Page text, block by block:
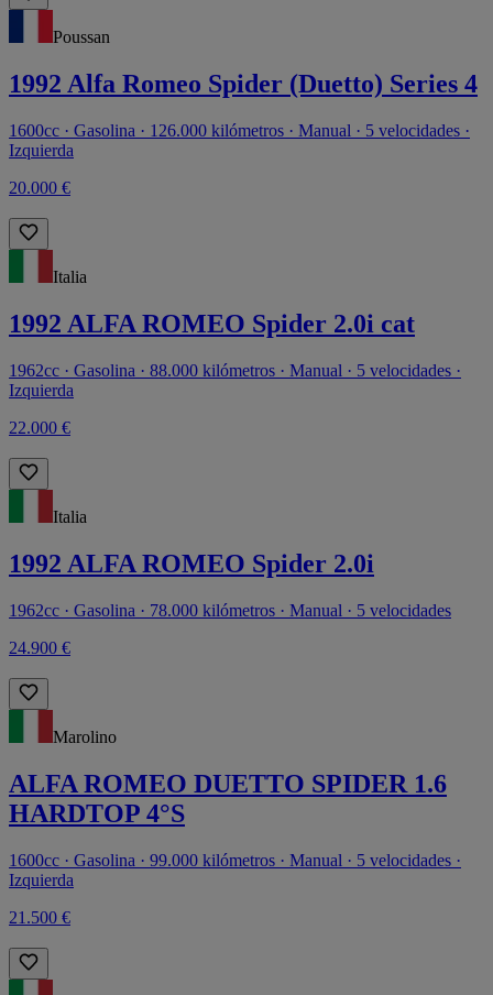
Poussan
1992 Alfa Romeo Spider (Duetto) Series 4
1600cc · Gasolina · 126.000 kilómetros · Manual · 5 velocidades ·
Izquierda
20.000 €
Italia
1992 ALFA ROMEO Spider 2.0i cat
1962cc · Gasolina · 88.000 kilómetros · Manual · 5 velocidades ·
Izquierda
22.000 €
Italia
1992 ALFA ROMEO Spider 2.0i
1962cc · Gasolina · 78.000 kilómetros · Manual · 5 velocidades
24.900 €
Marolino
ALFA ROMEO DUETTO SPIDER 1.6
HARDTOP 4°S
1600cc · Gasolina · 99.000 kilómetros · Manual · 5 velocidades ·
Izquierda
21.500 €